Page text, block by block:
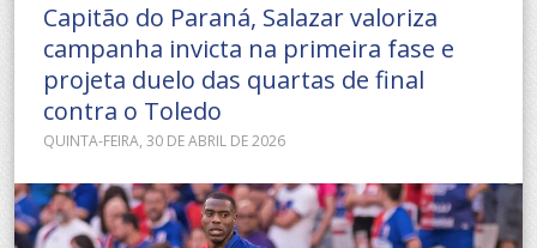
Capitão do Paraná, Salazar valoriza
campanha invicta na primeira fase e
projeta duelo das quartas de final
contra o Toledo
QUINTA-FEIRA, 30 DE ABRIL DE 2026